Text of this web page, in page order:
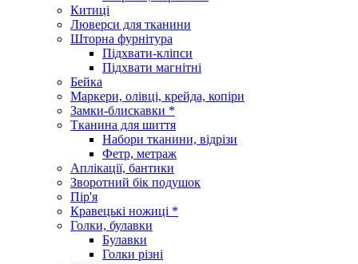
Китиці
Люверси для тканини
Шторна фурнітура
Підхвати-кліпси
Підхвати магнітні
Бейка
Маркери, олівці, крейда, копіри
Замки-блискавки *
Тканина для шиття
Набори тканини, відрізи
Фетр, метраж
Аплікації, бантики
Зворотний бік подушок
Пір'я
Кравецькі ножиці *
Голки, булавки
Булавки
Голки різні